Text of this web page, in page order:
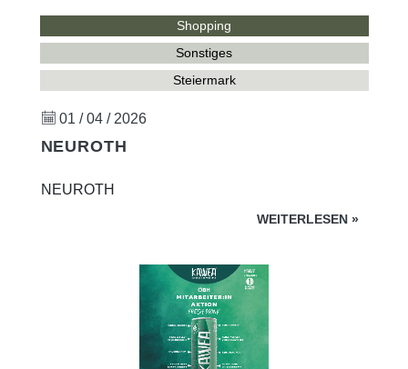
Shopping
Sonstiges
Steiermark
01 / 04 / 2026
NEUROTH
NEUROTH
WEITERLESEN »